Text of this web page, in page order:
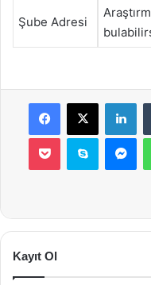
Şube Adresi
Facebook
X
Pocket Skype
Kayıt Ol